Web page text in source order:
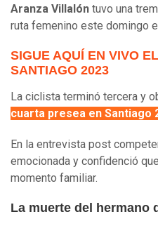
Aranza Villalón tuvo una
ruta femenino este domingo
SIGUE AQUÍ EN VIVO
SANTIAGO 2023
La ciclista terminó tercera y
cuarta presea en Santiago
En la entrevista post
emocionada y confidenció
momento familiar.
La muerte del hermano